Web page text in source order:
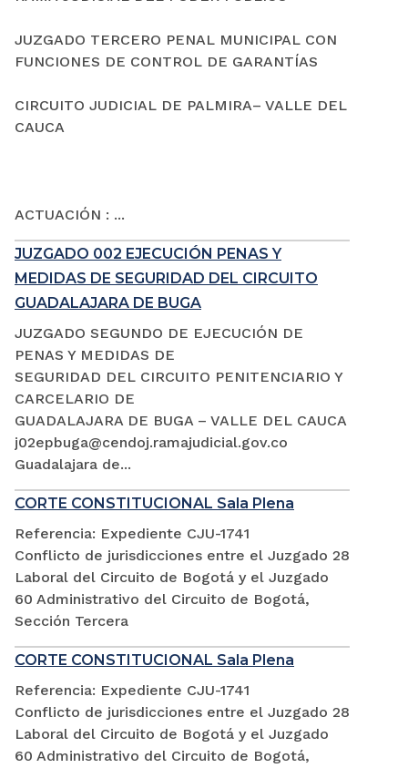
JUZGADO TERCERO PENAL MUNICIPAL CON
FUNCIONES DE CONTROL DE GARANTÍAS
CIRCUITO JUDICIAL DE PALMIRA– VALLE DEL
CAUCA
ACTUACIÓN : ...
JUZGADO 002 EJECUCIÓN PENAS Y
MEDIDAS DE SEGURIDAD DEL CIRCUITO
GUADALAJARA DE BUGA
JUZGADO SEGUNDO DE EJECUCIÓN DE
PENAS Y MEDIDAS DE
SEGURIDAD DEL CIRCUITO PENITENCIARIO Y
CARCELARIO DE
GUADALAJARA DE BUGA – VALLE DEL CAUCA
j02epbuga@cendoj.ramajudicial.gov.co
Guadalajara de...
CORTE CONSTITUCIONAL Sala Plena
Referencia: Expediente CJU-1741
Conflicto de jurisdicciones entre el Juzgado 28
Laboral del Circuito de Bogotá y el Juzgado
60 Administrativo del Circuito de Bogotá,
Sección Tercera
CORTE CONSTITUCIONAL Sala Plena
Referencia: Expediente CJU-1741
Conflicto de jurisdicciones entre el Juzgado 28
Laboral del Circuito de Bogotá y el Juzgado
60 Administrativo del Circuito de Bogotá,